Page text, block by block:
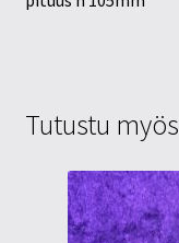
Tutustu myös